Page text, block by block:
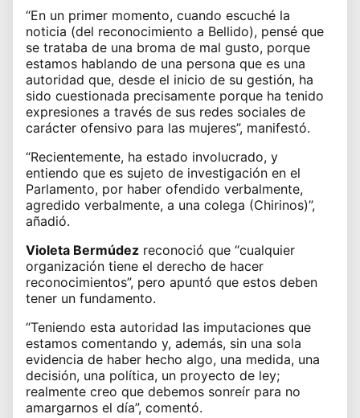
“En un primer momento, cuando escuché la
noticia (del reconocimiento a Bellido), pensé que
se trataba de una broma de mal gusto, porque
estamos hablando de una persona que es una
autoridad que, desde el inicio de su gestión, ha
sido cuestionada precisamente porque ha tenido
expresiones a través de sus redes sociales de
carácter ofensivo para las mujeres”, manifestó.
“Recientemente, ha estado involucrado, y
entiendo que es sujeto de investigación en el
Parlamento, por haber ofendido verbalmente,
agredido verbalmente, a una colega (Chirinos)”,
añadió.
Violeta Bermúdez reconoció que “cualquier
organización tiene el derecho de hacer
reconocimientos”, pero apuntó que estos deben
tener un fundamento.
“Teniendo esta autoridad las imputaciones que
estamos comentando y, además, sin una sola
evidencia de haber hecho algo, una medida, una
decisión, una política, un proyecto de ley;
realmente creo que debemos sonreír para no
amargarnos el día”, comentó.